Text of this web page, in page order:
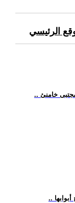
الرئيسي
خامنئ